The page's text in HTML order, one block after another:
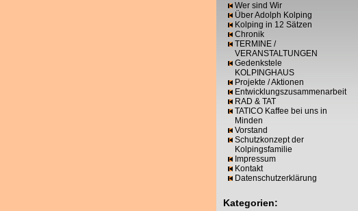
Wer sind Wir
Über Adolph Kolping
Kolping in 12 Sätzen
Chronik
TERMINE /
VERANSTALTUNGEN
Gedenkstele
KOLPINGHAUS
Projekte / Aktionen
Entwicklungszusammenarbeit
RAD & TAT
TATICO Kaffee bei uns in
Minden
Vorstand
Schutzkonzept der
Kolpingsfamilie
Impressum
Kontakt
Datenschutzerklärung
Kategorien: